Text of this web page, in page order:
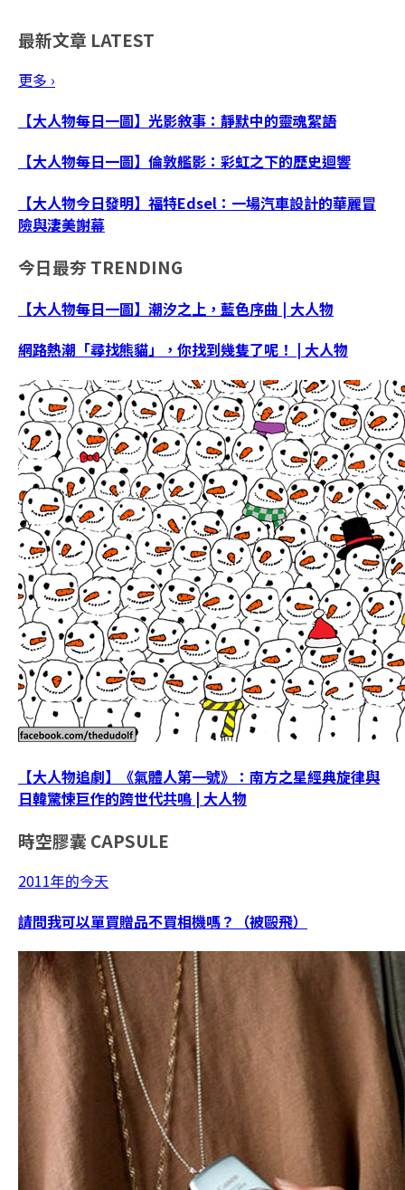
最新文章 LATEST
更多 ›
【大人物每日一圖】光影敘事：靜默中的靈魂絮語
【大人物每日一圖】倫敦艦影：彩虹之下的歷史迴響
【大人物今日發明】福特Edsel：一場汽車設計的華麗冒
險與淒美謝幕
今日最夯 TRENDING
【大人物每日一圖】潮汐之上，藍色序曲 | 大人物
網路熱潮「尋找熊貓」，你找到幾隻了呢！ | 大人物
【大人物追劇】《氣體人第一號》：南方之星經典旋律與
日韓驚悚巨作的跨世代共鳴 | 大人物
時空膠囊 CAPSULE
2011年的今天
請問我可以單買贈品不買相機嗎？（被毆飛）